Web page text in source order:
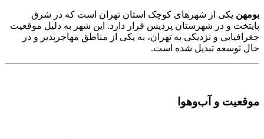
بومهن یکی از شهرهای کوچک استان تهران است که در شرق
پایتخت و در شهرستان پردیس قرار دارد. این شهر به دلیل موقعیت
جغرافیایی و نزدیکی به تهران، به یکی از مناطق مهاجرپذیر و در
حال توسعه تبدیل شده است.
موقعیت و آب‌وهوا